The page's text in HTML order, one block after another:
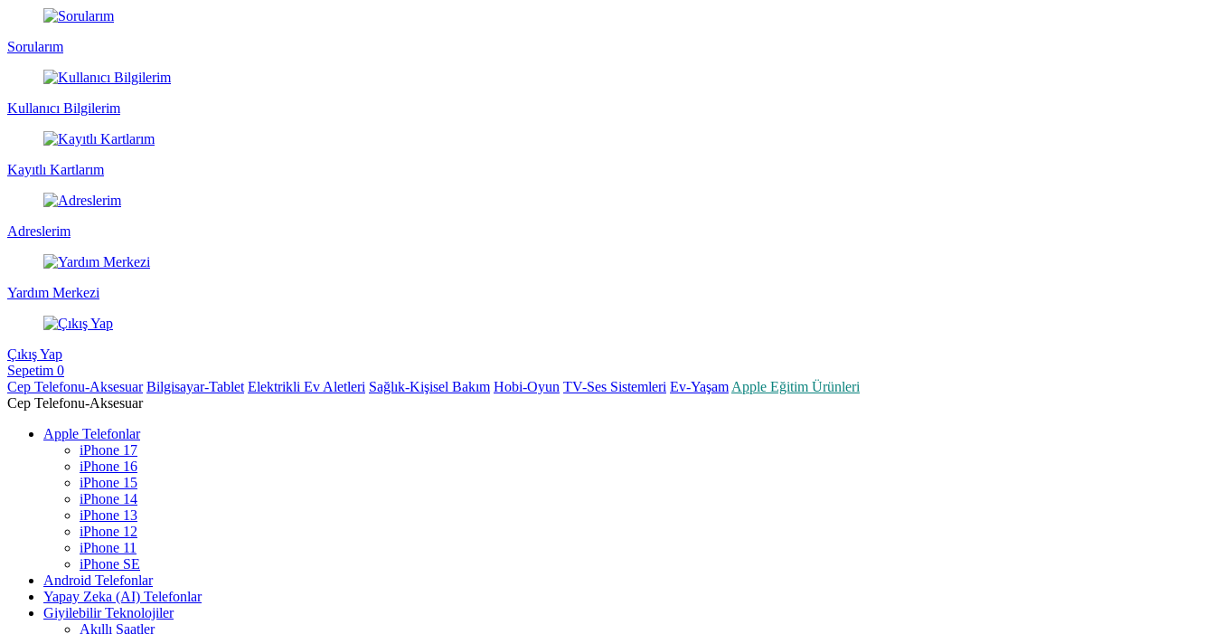
Sorularım
Kullanıcı Bilgilerim
Kayıtlı Kartlarım
Adreslerim
Yardım Merkezi
Çıkış Yap
Sepetim 0
Cep Telefonu-Aksesuar Bilgisayar-Tablet Elektrikli Ev Aletleri Sağlık-Kişisel Bakım Hobi-Oyun TV-Ses Sistemleri Ev-Yaşam Apple Eğitim Ürünleri
Cep Telefonu-Aksesuar
Apple Telefonlar
iPhone 17
iPhone 16
iPhone 15
iPhone 14
iPhone 13
iPhone 12
iPhone 11
iPhone SE
Android Telefonlar
Yapay Zeka (AI) Telefonlar
Giyilebilir Teknolojiler
Akıllı Saatler